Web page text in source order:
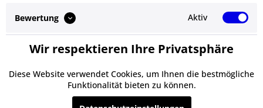
Shop Service
Informationen
* Alle Preise inkl. gesetzl. Mehrwertsteuer zzgl.Versandkosten
Bewertung Aktiv
Service Aktiv
Wir respektieren Ihre Privatsphäre
Diese Website verwendet Cookies, um Ihnen die bestmögliche
Funktionalität bieten zu können.